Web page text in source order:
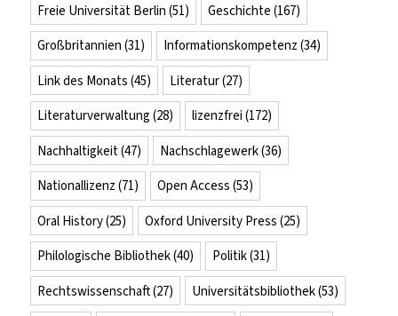
Freie Universität Berlin (51) Geschichte (167)
Großbritannien (31) Informationskompetenz (34)
Link des Monats (45) Literatur(27)
Literaturverwaltung (28) lizenzfrei (172)
Nachhaltigkeit(47) Nachschlagewerk(36)
Nationallizenz (71) Open Access (53)
Oral History(25) Oxford University Press (25)
Philologische Bibliothek(40) Politik(31)
Rechtswissenschaft(27) Universitätsbibliothek(53)